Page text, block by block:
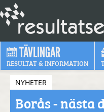
TÄVLINGAR
RESULTAT & INFORMATION
NYHETER
Borås - nästa